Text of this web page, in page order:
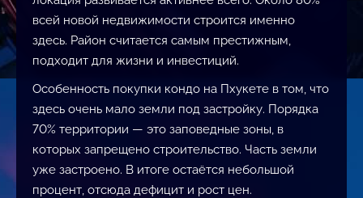
всей новой недвижимости строится именно
здесь. Район считается самым престижным,
подходит для жизни и инвестиций.
Особенность покупки кондо на Пхукете в том, что
здесь очень мало земли под застройку. Порядка
70% территории — это заповедные зоны, в
которых запрещено строительство. Часть земли
уже застроено. В итоге остаётся небольшой
процент, отсюда дефицит и рост цен.